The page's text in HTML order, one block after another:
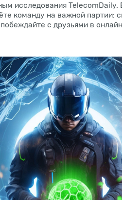
исследования TelecomDaily.
команду на важной партии:
с друзьями в